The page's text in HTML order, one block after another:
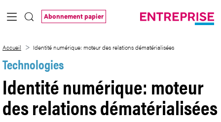
Saut au contenu principal
Abonnement papier
Accueil Identité numérique: moteur des relations dématérialisées
Technologies
Identité numérique: moteur
des relations dématérialisées